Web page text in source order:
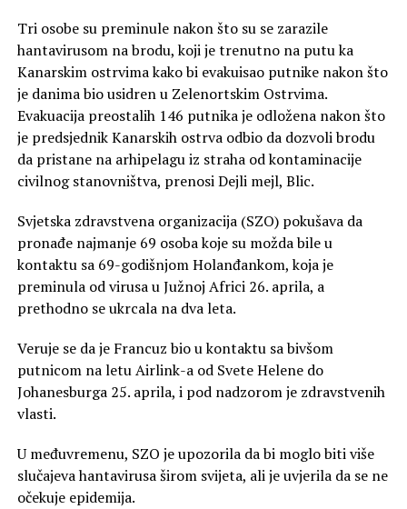
Tri osobe su preminule nakon što su se zarazile
hantavirusom na brodu, koji je trenutno na putu ka
Kanarskim ostrvima kako bi evakuisao putnike nakon što
je danima bio usidren u Zelenortskim Ostrvima.
Evakuacija preostalih 146 putnika je odložena nakon što
je predsjednik Kanarskih ostrva odbio da dozvoli brodu
da pristane na arhipelagu iz straha od kontaminacije
civilnog stanovništva, prenosi Dejli mejl, Blic.
Svjetska zdravstvena organizacija (SZO) pokušava da
pronađe najmanje 69 osoba koje su možda bile u
kontaktu sa 69-godišnjom Holanđankom, koja je
preminula od virusa u Južnoj Africi 26. aprila, a
prethodno se ukrcala na dva leta.
Veruje se da je Francuz bio u kontaktu sa bivšom
putnicom na letu Airlink-a od Svete Helene do
Johanesburga 25. aprila, i pod nadzorom je zdravstvenih
vlasti.
U međuvremenu, SZO je upozorila da bi moglo biti više
slučajeva hantavirusa širom svijeta, ali je uvjerila da se ne
očekuje epidemija.